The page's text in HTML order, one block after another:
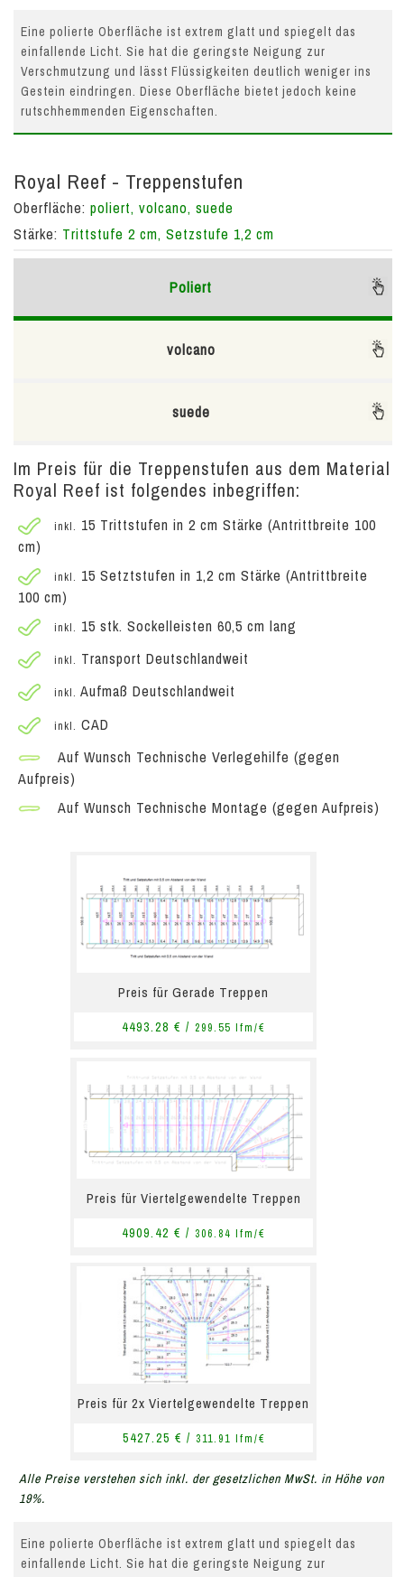
Eine polierte Oberfläche ist extrem glatt und spiegelt das
einfallende Licht. Sie hat die geringste Neigung zur
Verschmutzung und lässt Flüssigkeiten deutlich weniger ins
Gestein eindringen. Diese Oberfläche bietet jedoch keine
rutschhemmenden Eigenschaften.
Royal Reef - Treppenstufen
Oberfläche: poliert, volcano, suede
Stärke: Trittstufe 2 cm, Setzstufe 1,2 cm
Poliert
volcano
suede
Im Preis für die Treppenstufen aus dem Material
Royal Reef ist folgendes inbegriffen:
inkl. 15 Trittstufen in 2 cm Stärke (Antrittbreite 100
cm)
inkl. 15 Setztstufen in 1,2 cm Stärke (Antrittbreite
100 cm)
inkl. 15 stk. Sockelleisten 60,5 cm lang
inkl. Transport Deutschlandweit
inkl. Aufmaß Deutschlandweit
inkl. CAD
Auf Wunsch Technische Verlegehilfe (gegen
Aufpreis)
Auf Wunsch Technische Montage (gegen Aufpreis)
Preis für Gerade Treppen
4493.28 € / 299.55 lfm/€
Preis für Viertelgewendelte Treppen
4909.42 € / 306.84 lfm/€
Preis für 2x Viertelgewendelte Treppen
5427.25 € / 311.91 lfm/€
Alle Preise verstehen sich inkl. der gesetzlichen MwSt. in Höhe von
19%.
Eine polierte Oberfläche ist extrem glatt und spiegelt das
einfallende Licht. Sie hat die geringste Neigung zur